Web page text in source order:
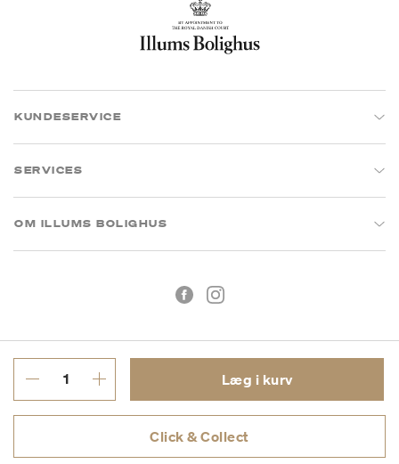
Læg i kurv
Click & Collect
KUNDESERVICE
SERVICES
OM ILLUMS BOLIGHUS
CVR: 26573394